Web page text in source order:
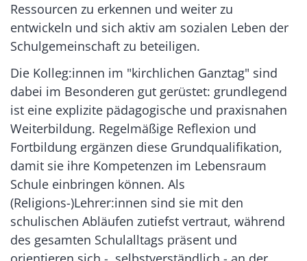
Ressourcen zu erkennen und weiter zu
entwickeln und sich aktiv am sozialen Leben der
Schulgemeinschaft zu beteiligen.
Die Kolleg:innen im "kirchlichen Ganztag" sind
dabei im Besonderen gut gerüstet: grundlegend
ist eine explizite pädagogische und praxisnahen
Weiterbildung. Regelmäßige Reflexion und
Fortbildung ergänzen diese Grundqualifikation,
damit sie ihre Kompetenzen im Lebensraum
Schule einbringen können. Als
(Religions-)Lehrer:innen sind sie mit den
schulischen Abläufen zutiefst vertraut, während
des gesamten Schulalltags präsent und